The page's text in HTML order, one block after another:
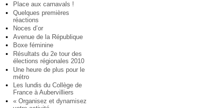
Place aux carnavals !
Quelques premières
réactions
Noces d’or
Avenue de la République
Boxe féminine
Résultats du 2e tour des
élections régionales 2010
Une heure de plus pour le
métro
Les lundis du Collège de
France à Aubervilliers
« Organisez et dynamisez